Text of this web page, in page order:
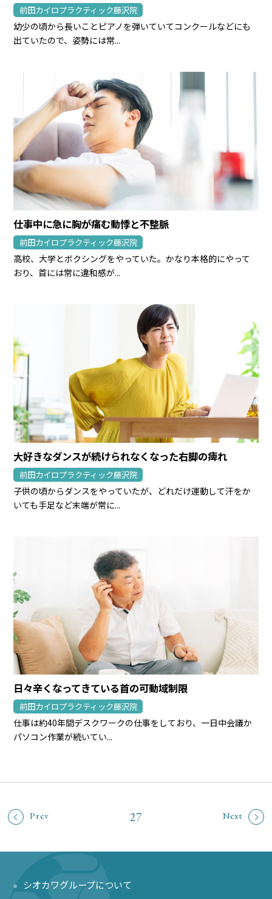
前田カイロプラクティック藤沢院
幼少の頃から長いことピアノを弾いていてコンクールなどにも
出ていたので、姿勢には常...
仕事中に急に胸が痛む動悸と不整脈
前田カイロプラクティック藤沢院
高校、大学とボクシングをやっていた。かなり本格的にやって
おり、首には常に違和感が...
大好きなダンスが続けられなくなった右脚の痺れ
前田カイロプラクティック藤沢院
子供の頃からダンスをやっていたが、どれだけ運動して汗をか
いても手足など末端が常に...
日々辛くなってきている首の可動域制限
前田カイロプラクティック藤沢院
仕事は約40年間デスクワークの仕事をしており、一日中会議か
パソコン作業が続いてい...
Prev 27 Next
シオカワグループについて